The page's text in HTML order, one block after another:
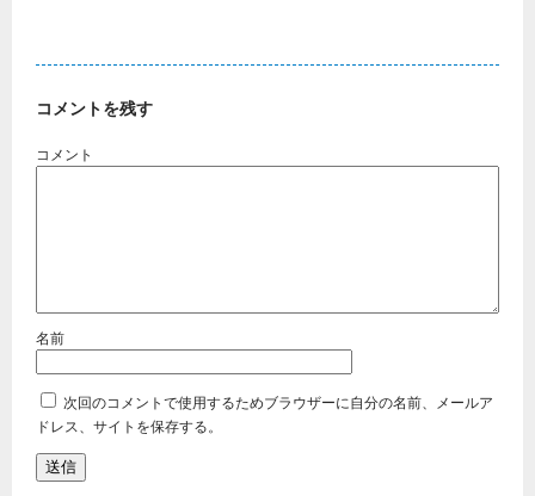
コメントを残す
次回のコメントで使用するためブラウザーに自分の名前、メールア
ドレス、サイトを保存する。